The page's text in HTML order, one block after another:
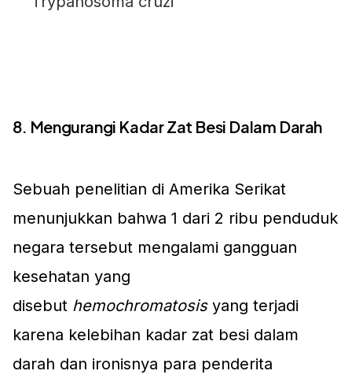
8. Mengurangi Kadar Zat Besi Dalam Darah
Sebuah penelitian di Amerika Serikat
menunjukkan bahwa 1 dari 2 ribu penduduk
negara tersebut mengalami gangguan
kesehatan yang
disebut hemochromatosisyang terjadi
karena kelebihan kadar zat besi dalam
darah dan ironisnya para penderita